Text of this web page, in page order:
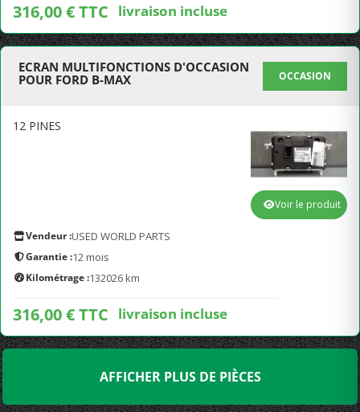
316,00 € TTC livraison incluse
ECRAN MULTIFONCTIONS D'OCCASION
POUR FORD B-MAX
OCCASION
12 PINES
Vendeur :USED WORLD PARTS
Garantie :12 mois
Kilométrage :132026 km
316,00 € TTC livraison incluse
Voir le produit
AFFICHER PLUS DE PIÈCES